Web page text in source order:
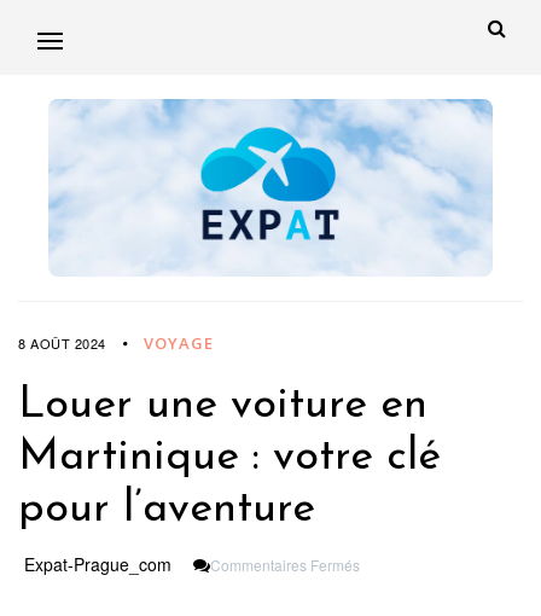
8 AOÛT 2024 VOYAGE
Louer une voiture en
Martinique : votre clé
pour l’aventure
Expat-Prague_com Commentaires Fermés